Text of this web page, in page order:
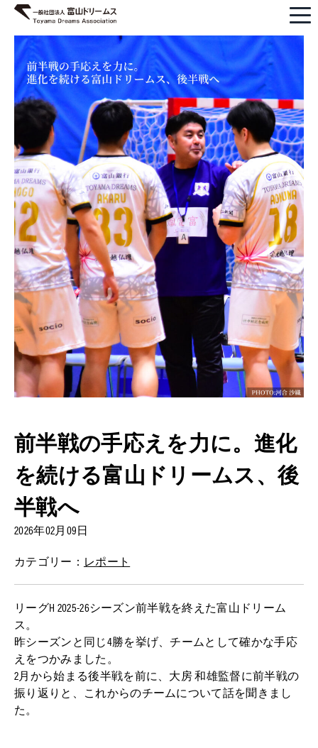
前半戦の手応えを力に。進化
を続ける富山ドリームス、後
半戦へ
2026年02月09日
カテゴリー： レポート
リーグH 2025-26シーズン前半戦を終えた富山ドリーム
ス。
昨シーズンと同じ4勝を挙げ、チームとして確かな手応
えをつかみました。
2月から始まる後半戦を前に、大房 和雄監督に前半戦の
振り返りと、これからのチームについて話を聞きまし
た。